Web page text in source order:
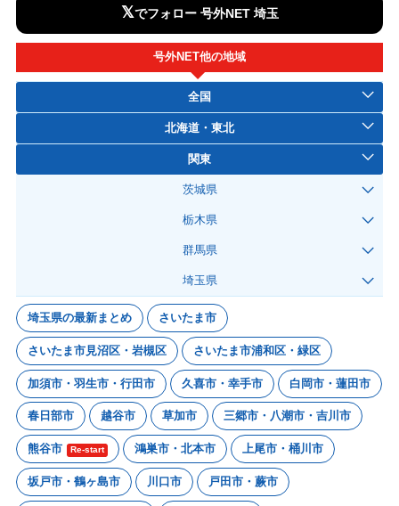
𝕏でフォロー 号外NET 埼玉
号外NET他の地域
全国
北海道・東北
関東
茨城県
栃木県
群馬県
埼玉県
埼玉県の最新まとめ さいたま市
さいたま市見沼区・岩槻区 さいたま市浦和区・緑区
加須市・羽生市・行田市 久喜市・幸手市 白岡市・蓮田市
春日部市 越谷市 草加市 三郷市・八潮市・吉川市
熊谷市 Re-start 鴻巣市・北本市 上尾市・桶川市
坂戸市・鶴ヶ島市 川口市 戸田市・蕨市